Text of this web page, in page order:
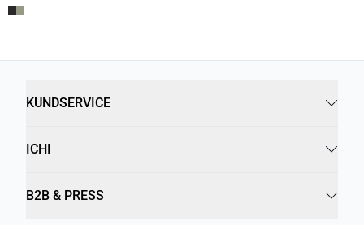
KUNDSERVICE
ICHI
B2B & PRESS